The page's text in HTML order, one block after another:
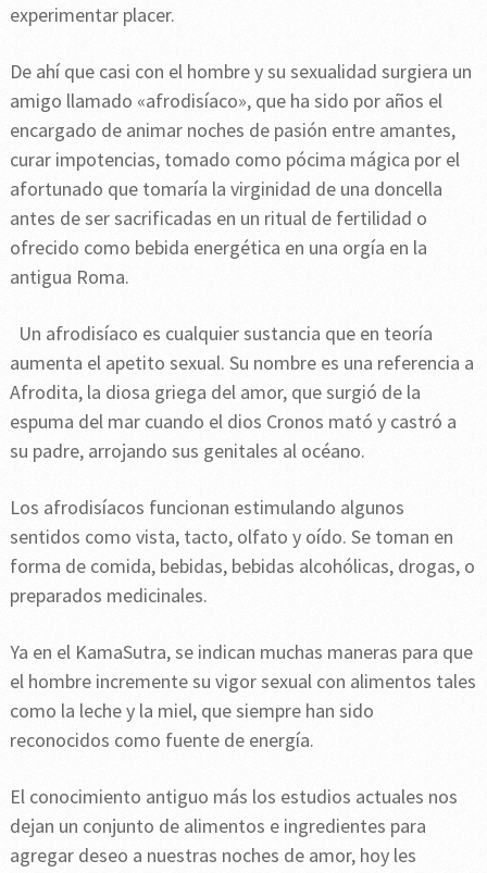
experimentar placer.
De ahí que casi con el hombre y su sexualidad surgiera un
amigo llamado «afrodisíaco», que ha sido por años el
encargado de animar noches de pasión entre amantes,
curar impotencias, tomado como pócima mágica por el
afortunado que tomaría la virginidad de una doncella
antes de ser sacrificadas en un ritual de fertilidad o
ofrecido como bebida energética en una orgía en la
antigua Roma.
Un afrodisíaco es cualquier sustancia que en teoría
aumenta el apetito sexual. Su nombre es una referencia a
Afrodita, la diosa griega del amor, que surgió de la
espuma del mar cuando el dios Cronos mató y castró a
su padre, arrojando sus genitales al océano.
Los afrodisíacos funcionan estimulando algunos
sentidos como vista, tacto, olfato y oído. Se toman en
forma de comida, bebidas, bebidas alcohólicas, drogas, o
preparados medicinales.
Ya en el KamaSutra, se indican muchas maneras para que
el hombre incremente su vigor sexual con alimentos tales
como la leche y la miel, que siempre han sido
reconocidos como fuente de energía.
El conocimiento antiguo más los estudios actuales nos
dejan un conjunto de alimentos e ingredientes para
agregar deseo a nuestras noches de amor, hoy les